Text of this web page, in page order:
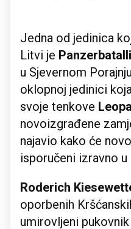
Jedna od jedinica
Litvi je
u Sjevernom
oklopnoj jedinici
svoje tenkove
novoizgrađene
najavio kako će
isporučeni izravno u
Roderich
oporbenih
umirovljeni